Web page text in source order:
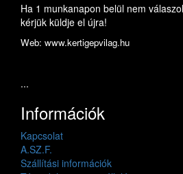
Ha 1 munkanapon belül nem
kérjük küldje el újra!
Web: www.kertigepvilag.hu
...
Információk
Kapcsolat
A.SZ.F.
Szállítási információk